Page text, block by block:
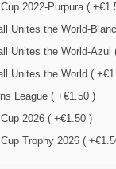
2022-Purpura (
Unites the World-
Unites the World-Azul
Unites the World (
League ( +€1.50 )
2026 ( +€1.50 )
Trophy 2026 (